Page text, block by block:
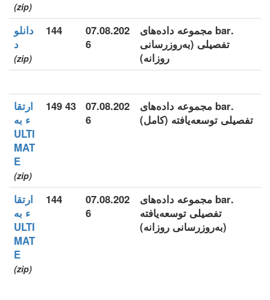
(zip)
.bar مجموعه داده‌های
تفصیلی (به‌روزرسانی
روزانه)
07.08.202
6
144
دانلو
د
(zip)
.bar مجموعه داده‌های
تفصیلی توسعه‌یافته (کامل)
07.08.202
6
43 149
ارتقا
ء به
ULTI
MAT
E
(zip)
.bar مجموعه داده‌های
تفصیلی توسعه‌یافته
(به‌روزرسانی روزانه)
07.08.202
6
144
ارتقا
ء به
ULTI
MAT
E
(zip)